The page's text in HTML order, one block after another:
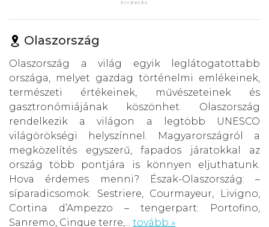
Olaszország
Olaszország a világ egyik leglátogatottabb
országa, melyet gazdag történelmi emlékeinek,
természeti értékeinek, művészeteinek és
gasztronómiájának köszönhet. Olaszország
rendelkezik a világon a legtöbb UNESCO
világörökségi helyszínnel. Magyarországról a
megközelítés egyszerű, fapados járatokkal az
ország több pontjára is könnyen eljuthatunk.
Hova érdemes menni? Észak-Olaszország: –
síparadicsomok: Sestriere, Courmayeur, Livigno,
Cortina d’Ampezzo – tengerpart: Portofino,
Sanremo, Cinque terre,... tovább »